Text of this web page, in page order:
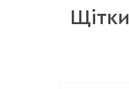
Щітки